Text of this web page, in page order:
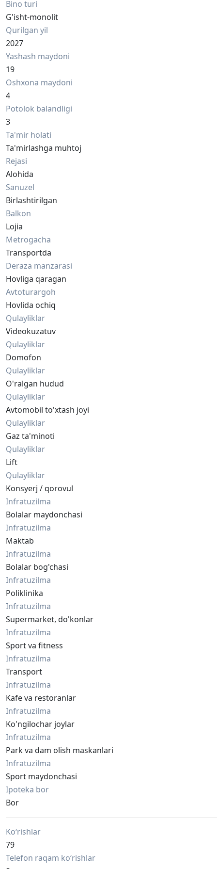
Bino turi
G'isht-monolit
Qurilgan yil
2027
Yashash maydoni
19
Oshxona maydoni
4
Potolok balandligi
3
Ta'mir holati
Ta'mirlashga muhtoj
Rejasi
Alohida
Sanuzel
Birlashtirilgan
Balkon
Lojia
Metrogacha
Transportda
Deraza manzarasi
Hovliga qaragan
Avtoturargoh
Hovlida ochiq
Qulayliklar
Videokuzatuv
Qulayliklar
Domofon
Qulayliklar
O'ralgan hudud
Qulayliklar
Avtomobil to'xtash joyi
Qulayliklar
Gaz ta'minoti
Qulayliklar
Lift
Qulayliklar
Konsyerj / qorovul
Infratuzilma
Bolalar maydonchasi
Infratuzilma
Maktab
Infratuzilma
Bolalar bog'chasi
Infratuzilma
Poliklinika
Infratuzilma
Supermarket, do'konlar
Infratuzilma
Sport va fitness
Infratuzilma
Transport
Infratuzilma
Kafe va restoranlar
Infratuzilma
Ko'ngilochar joylar
Infratuzilma
Park va dam olish maskanlari
Infratuzilma
Sport maydonchasi
Ipoteka bor
Bor
Ko‘rishlar
79
Telefon raqam ko‘rishlar